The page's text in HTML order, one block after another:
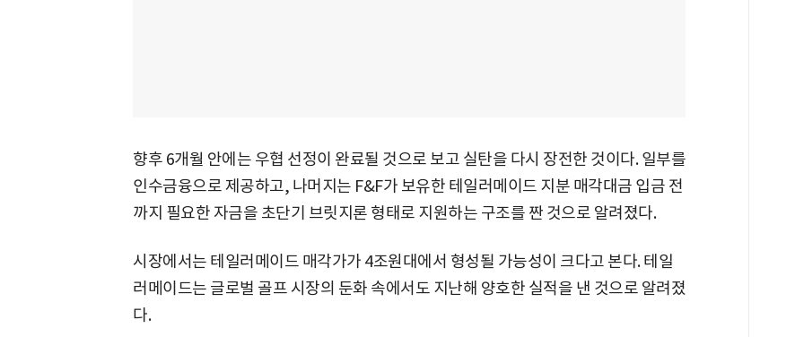
향후 6개월 안에는 우협 선정이 완료될 것으로 보고 실탄을 다시 장전한 것이다. 일부를
인수금융으로 제공하고, 나머지는 F&F가 보유한 테일러메이드 지분 매각대금 입금 전
까지 필요한 자금을 초단기 브릿지론 형태로 지원하는 구조를 짠 것으로 알려졌다.
시장에서는 테일러메이드 매각가가 4조원대에서 형성될 가능성이 크다고 본다. 테일
러메이드는 글로벌 골프 시장의 둔화 속에서도 지난해 양호한 실적을 낸 것으로 알려졌
다.